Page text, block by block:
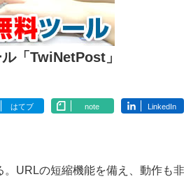
「TwiNetPost」
はてブ note LinkedIn
URLの短縮機能を備え、動作も